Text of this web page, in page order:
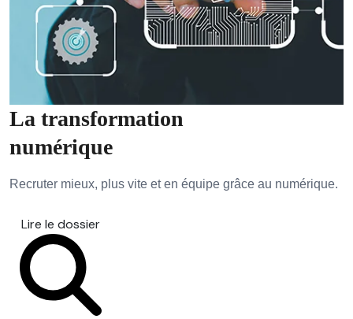
La transformation
numérique
Recruter mieux, plus vite et en équipe grâce au numérique.
Lire le dossier